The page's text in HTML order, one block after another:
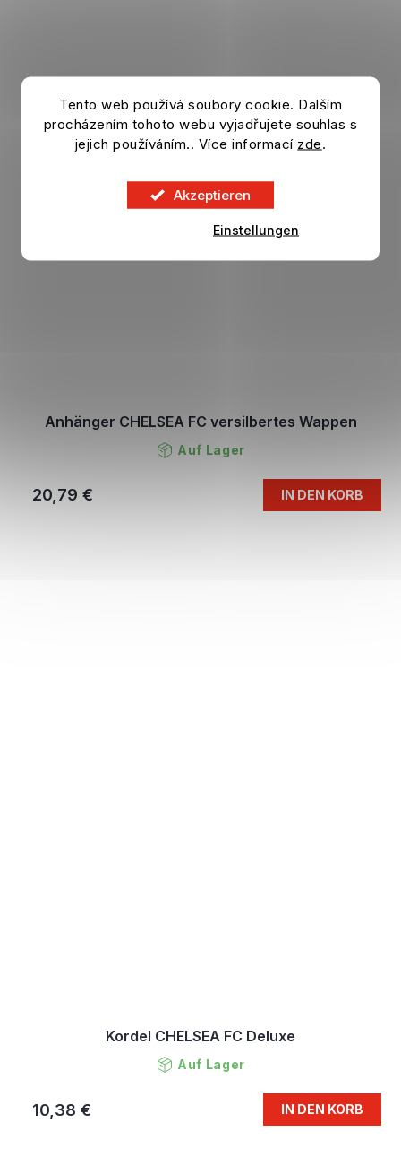
Tento web používá soubory cookie. Dalším
procházením tohoto webu vyjadřujete souhlas s
jejich používáním.. Více informací zde.
Akzeptieren
Einstellungen
Anhänger CHELSEA FC versilbertes Wappen
Auf Lager
20,79 € IN DEN KORB
Kordel CHELSEA FC Deluxe
Auf Lager
10,38 € IN DEN KORB